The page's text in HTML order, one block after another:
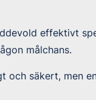
effektivt
målchans.
och säkert, men